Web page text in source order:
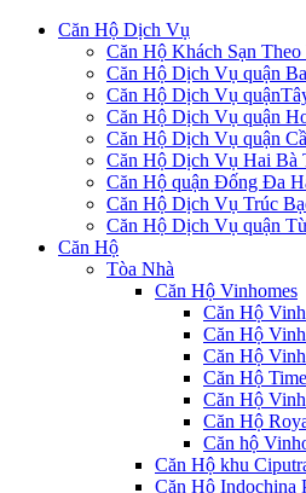
Căn Hộ Dịch Vụ
Căn Hộ Khách Sạn
Căn Hộ Dịch Vụ quận
Căn Hộ Dịch Vụ
Căn Hộ Dịch Vụ quận
Căn Hộ Dịch Vụ quận
Căn Hộ Dịch Vụ Hai Bà
Căn Hộ quận Đống Đa
Căn Hộ Dịch Vụ Trúc
Căn Hộ Dịch Vụ quận
Căn Hộ
Tòa Nhà
Căn Hộ Vinhomes
Căn Hộ
Căn Hộ
Căn Hộ
Căn Hộ
Căn Hộ
Căn Hộ
Căn hộ
Căn Hộ khu
Căn Hộ Indochina